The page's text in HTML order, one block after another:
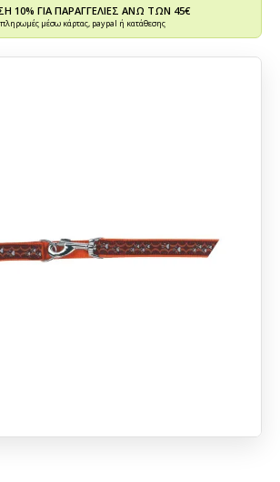
10% ΓΙΑ ΠΑΡΑΓΓΕΛΙΕΣ ΑΝΩ ΤΩΝ 45€
πληρωμές μέσω κάρτας, paypal ή κατάθεσης